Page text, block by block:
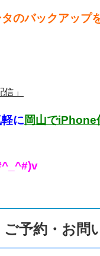
のバックアップ
」
に岡山でiPhone
予約・お問